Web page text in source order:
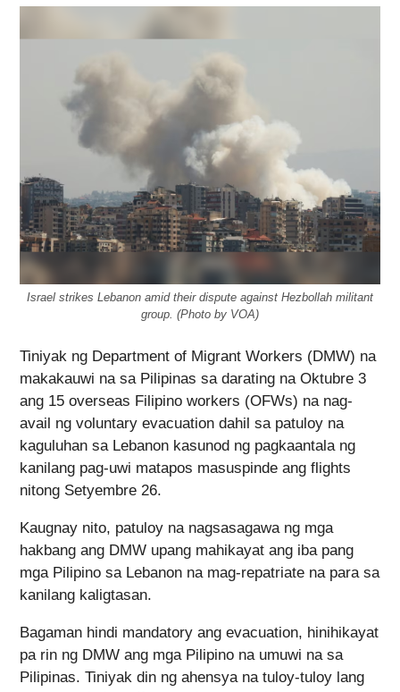
Israel strikes Lebanon amid their dispute against Hezbollah militant
group. (Photo by VOA)
Tiniyak ng Department of Migrant Workers (DMW) na
makakauwi na sa Pilipinas sa darating na Oktubre 3
ang 15 overseas Filipino workers (OFWs) na nag-
avail ng voluntary evacuation dahil sa patuloy na
kaguluhan sa Lebanon kasunod ng pagkaantala ng
kanilang pag-uwi matapos masuspinde ang flights
nitong Setyembre 26.
Kaugnay nito, patuloy na nagsasagawa ng mga
hakbang ang DMW upang mahikayat ang iba pang
mga Pilipino sa Lebanon na mag-repatriate na para sa
kanilang kaligtasan.
Bagaman hindi mandatory ang evacuation, hinihikayat
pa rin ng DMW ang mga Pilipino na umuwi na sa
Pilipinas. Tiniyak din ng ahensya na tuloy-tuloy lang